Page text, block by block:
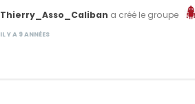
Thierry_Asso_Caliban a créé le groupe
IL Y A 9 ANNÉES